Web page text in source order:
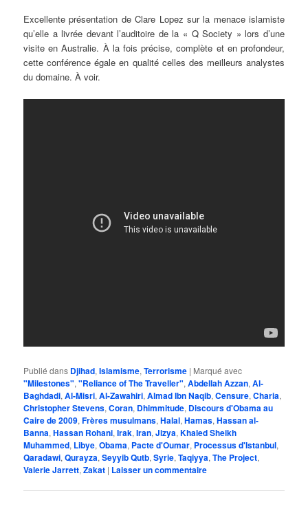
Excellente présentation de Clare Lopez sur la menace islamiste
qu’elle a livrée devant l’auditoire de la « Q Society » lors d’une
visite en Australie. À la fois précise, complète et en profondeur,
cette conférence égale en qualité celles des meilleurs analystes
du domaine. À voir.
Publié dans Djihad,Islamisme,Terrorisme | Marqué avec
"Milestones","Reliance of The Traveller",Abdellah Azzan,Al-
Baghdadi,Al-Misri,Al-Zawahiri,Almad Ibn Naqib,Censure,Charia,
Christopher Stevens,Coran, Dhimmitude, Discours d'Obama au
Caire de 2009,Frères musulmans,Halal,Hamas,Hassan al-
Banna,Hassan Rohani,Irak,Iran,Jizya,Khaled Sheikh
Muhammed, Libye,Obama, Pacte d'Oumar, Processus d'Istanbul,
Qaradawi,Qurayza,Seyyib Qutb,Syrie,Taqiyya,The Project,
Valerie Jarrett,Zakat | Laisser un commentaire